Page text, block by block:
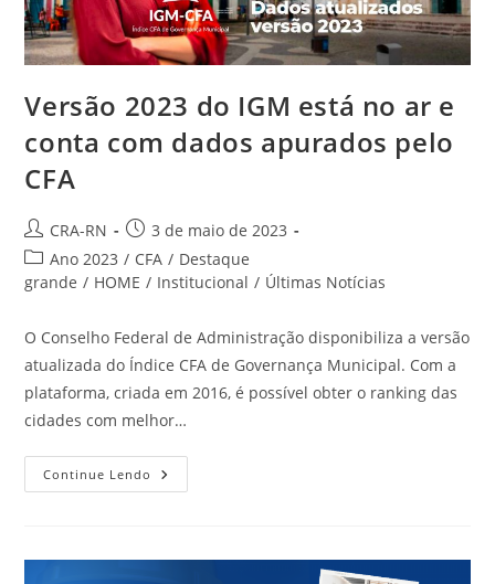
Versão 2023 do IGM está no ar e
conta com dados apurados pelo
CFA
Autor
do
post:
CRA-RN
Post
publicado:
3 de maio de 2023
Categoria
do
Ano 2023 / CFA / Destaque
grande / HOME / Institucional / Últimas Notícias
O Conselho Federal de Administração disponibiliza a versão
atualizada do Índice CFA de Governança Municipal. Com a
plataforma, criada em 2016, é possível obter o ranking das
cidades com melhor…
Continue Lendo Versão
2023
Ar